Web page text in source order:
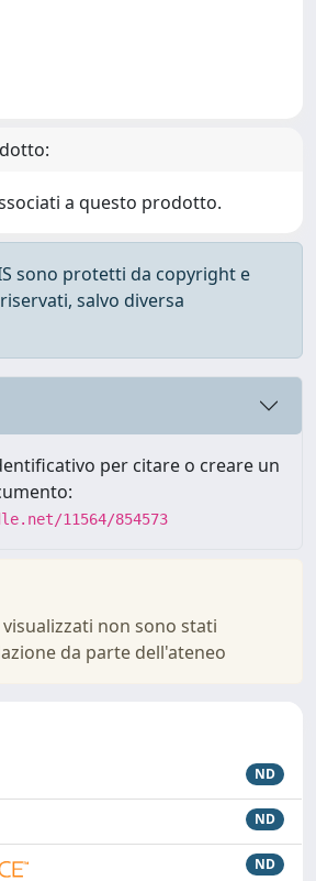
a questo prodotto.
sono protetti da copyright e
salvo diversa
per citare o creare un
11564/854573
non sono stati
da parte dell'ateneo
ND
ND
ND